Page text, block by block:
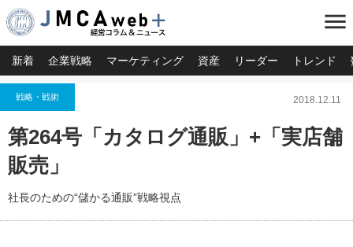
menu
新着 企業戦略 マーケティング 資産 リーダー トレンド
戦略・戦術 2018.12.11
第264号「カタログ通販」+「実店舗
販売」
社長のための“儲かる通販”戦略視点